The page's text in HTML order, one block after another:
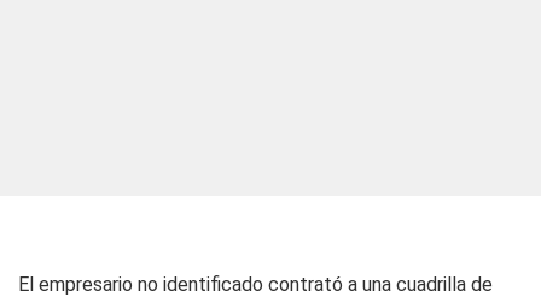
El empresario no identificado contrató a una cuadrilla de